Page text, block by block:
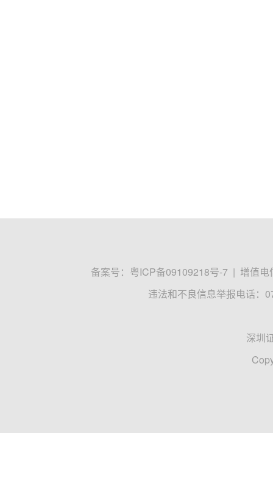
备案号： 粤ICP备09109218号-7 | 增值电
违法和不良信息举报电话：
深圳